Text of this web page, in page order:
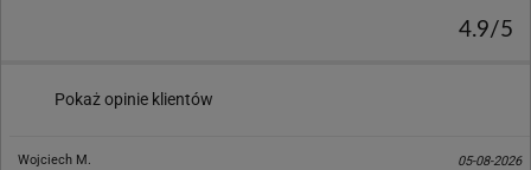
4.9/5
Pokaż opinie klientów
Wojciech M. 05-08-2026